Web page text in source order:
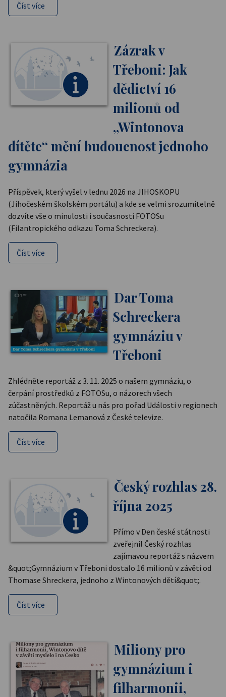
Číst více
Zázrak v
Třeboni: Jak
dědictví 16
milionů od
„Wintonova
dítěte“ mění budoucnost jednoho
gymnázia
Příspěvek, který vyšel v lednu 2026 na JIHOSKOPU
(Jihočeském školském portálu) a kde se velmi srozumitelně
dozvíte vše o minulosti i současnosti FOTOSu
(Filantropického odkazu Toma Schreckera).
Číst více
Dar Toma
Schreckera
gymnáziu v
Třeboni
Zhlédněte reportáž z 3. 11. 2025 o našem gymnáziu, o
čerpání prostředků z FOTOSu, o názorech všech
zúčastněných. Reportáž u nás pro pořad Události v regionech
natočila Romana Lemanová z České televize.
Číst více
Český rozhlas 28.
října 2025
Přímo v Den české státnosti
zveřejnil Český rozhlas
zajímavou reportáž s názvem
&quot;Gymnázium v Třeboni dostalo 16 milionů v závěti od
Thomase Shreckera, jednoho z Wintonových dětí&quot;.
Číst více
Miliony pro
gymnázium i
filharmonii,